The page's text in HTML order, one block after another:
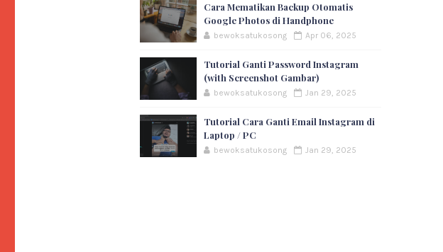
Cara Mematikan Backup Otomatis
Google Photos di Handphone
bewoksatukosong Apr 06, 2025
Tutorial Ganti Password Instagram
(with Screenshot Gambar)
bewoksatukosong Jan 29, 2025
Tutorial Cara Ganti Email Instagram di
Laptop / PC
bewoksatukosong Jan 29, 2025